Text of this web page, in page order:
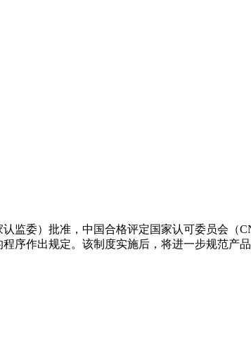
监委）批准，中国合格评定国家认可委员会
序作出规定。该制度实施后，将进一步规范产